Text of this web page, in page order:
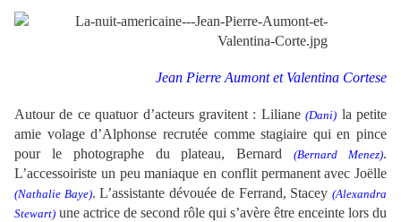
Jean Pierre Aumont et Valentina Cortese
Autour de ce quatuor d’acteurs gravitent : Liliane(Dani) la petite
amie volage d’Alphonse recrutée comme stagiaire qui en pince
pour le photographe du plateau, Bernard(Bernard Menez).
L’accessoiriste un peu maniaque en conflit permanent avec Joëlle
(Nathalie Baye). L’assistante dévouée de Ferrand, Stacey(Alexandra
Stewart) une actrice de second rôle qui s’avère être enceinte lors du